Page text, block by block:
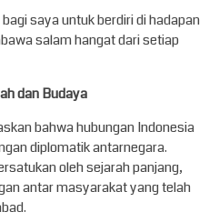
saya untuk berdiri di hadapan
salam hangat dari setiap
dan Budaya
bahwa hubungan Indonesia
diplomatik antarnegara.
oleh sejarah panjang,
antar masyarakat yang telah